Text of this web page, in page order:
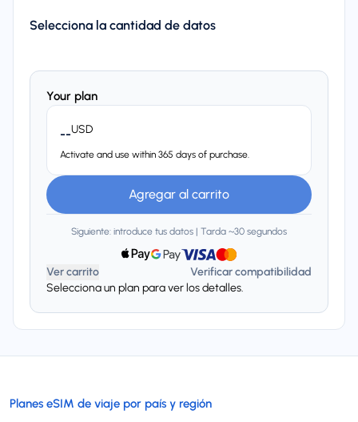
Selecciona la cantidad de datos
Your plan
--USD
Activate and use within 365 days of purchase.
Agregar al carrito
Siguiente: introduce tus datos | Tarda ~30 segundos
Ver carrito
Verificar compatibilidad
Selecciona un plan para ver los detalles.
Planes eSIM de viaje por país y región